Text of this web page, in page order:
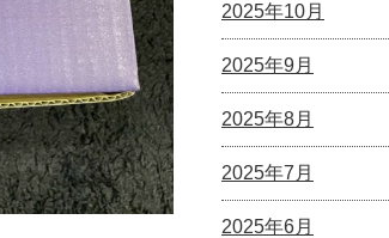
2025年10月
2025年9月
2025年8月
2025年7月
2025年6月